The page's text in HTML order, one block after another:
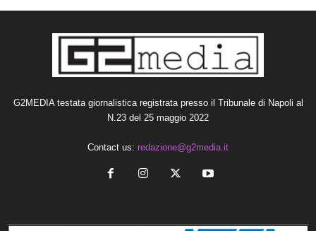
G2MEDIA testata giornalistica registrata presso il Tribunale di Napoli al
N.23 del 25 maggio 2022
Contact us: redazione@g2media.it